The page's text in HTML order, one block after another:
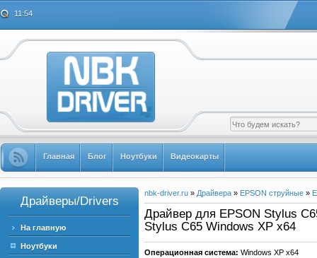
11:54
Главная Блог Ноутбуки Видеокарты
Драйверы/Drivers
На главную
Ноутбуки
nbk-driver.ru » Драйвера » EPSON струйные »
Драйвер для EPSON Stylus
Stylus C65 Windows XP x64
Операционная система: Windows XP x64